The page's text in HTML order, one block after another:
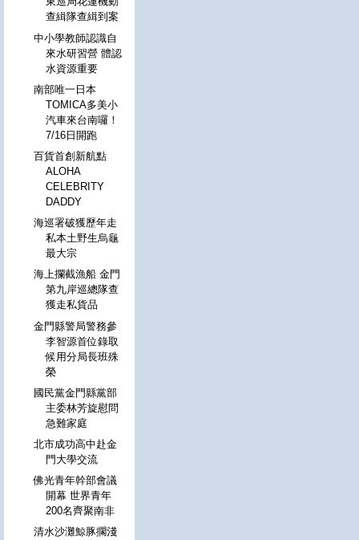
查緝隊查緝到案
中小學教師認識自
來水研習營 體認
水資源重要
南部唯一日本
TOMICA多美小
汽車來台南囉！
7/16日開跑
百貨首創新航點
ALOHA
CELEBRITY
DADDY
海巡署破獲歷年走
私本土野生烏龜
最大宗
海上攔截漁船 金門
第九岸巡總隊查
獲走私貨品
金門縣警局警務參
李智源首位錄取
候用分局長班殊
榮
國民黨金門縣黨部
主委林芳旋慰問
急難家庭
北市成功高中赴金
門大學交流
佛光青年幹部會議
開幕 世界青年
200名齊聚南非
清水沙灘鯨豚擱淺